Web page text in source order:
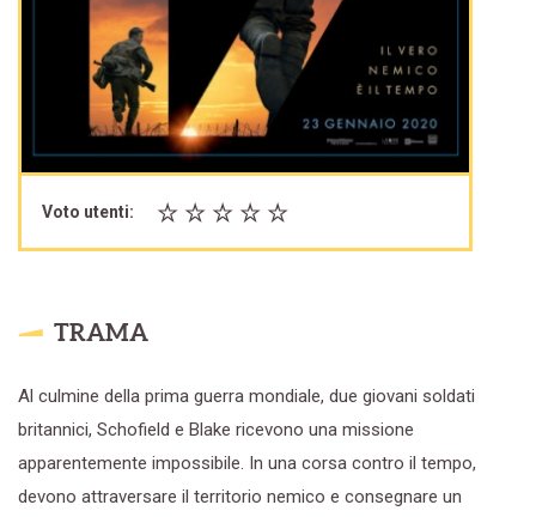
Voto utenti:
TRAMA
Al culmine della prima guerra mondiale, due giovani soldati
britannici, Schofield e Blake ricevono una missione
apparentemente impossibile. In una corsa contro il tempo,
devono attraversare il territorio nemico e consegnare un